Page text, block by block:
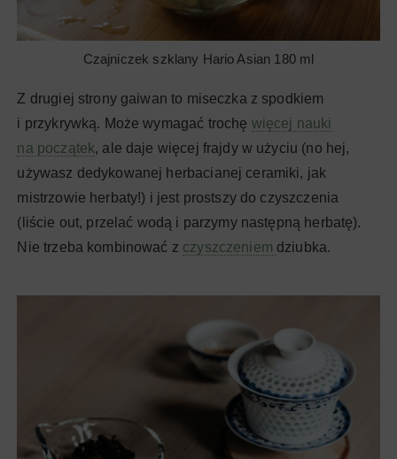
Czajniczek szklany Hario Asian 180 ml
Z drugiej strony gaiwan to miseczka z spodkiem
i przykrywką. Może wymagać trochę więcej nauki
na początek, ale daje więcej frajdy w użyciu (no hej,
używasz dedykowanej herbacianej ceramiki, jak
mistrzowie herbaty!) i jest prostszy do czyszczenia
(liście out, przelać wodą i parzymy następną herbatę).
Nie trzeba kombinować z czyszczeniem dziubka.